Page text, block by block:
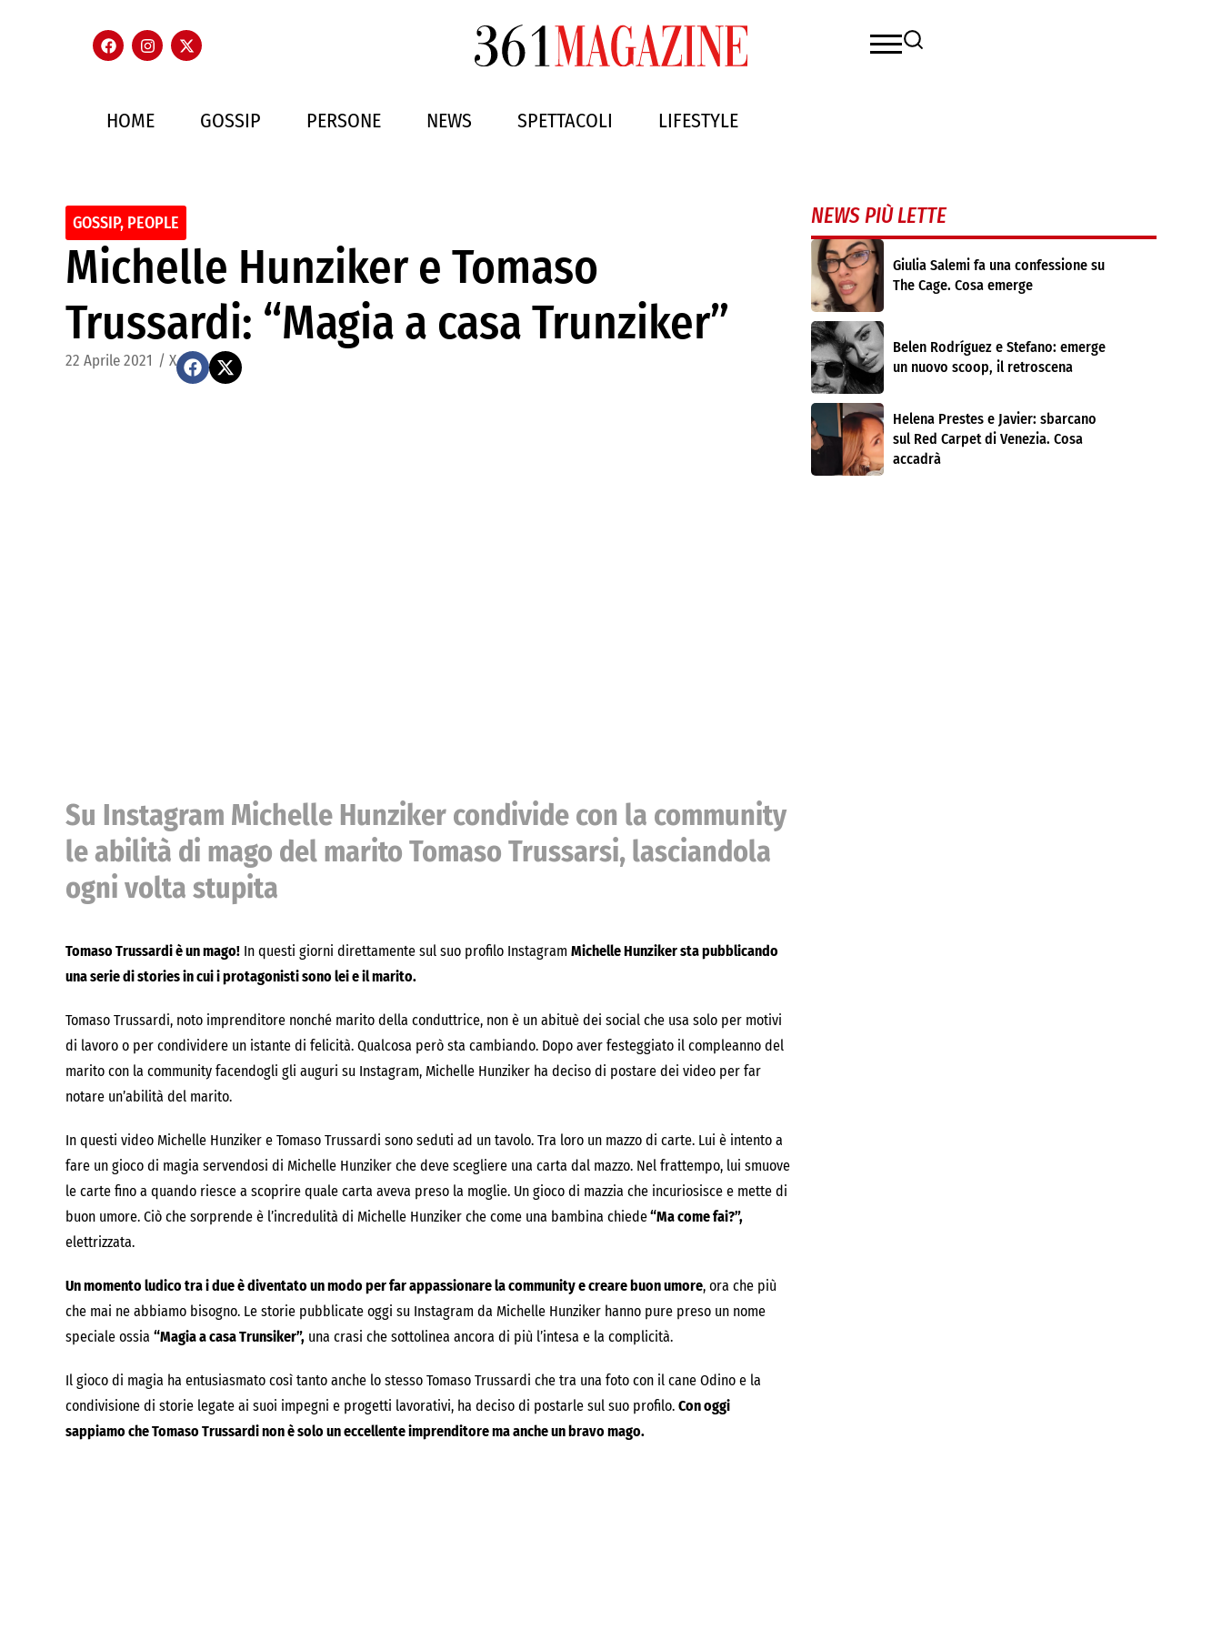
HOME GOSSIP PERSONE NEWS SPETTACOLI LIFESTYLE
GOSSIP, PEOPLE
Michelle Hunziker e Tomaso
Trussardi: “Magia a casa Trunziker”
22 Aprile 2021 / X
Su Instagram Michelle Hunziker condivide con la community
le abilità di mago del marito Tomaso Trussarsi, lasciandola
ogni volta stupita
Tomaso Trussardi è un mago! In questi giorni direttamente sul suo profilo Instagram Michelle Hunziker sta pubblicando
una serie di stories in cui i protagonisti sono lei e il marito.
Tomaso Trussardi, noto imprenditore nonché marito della conduttrice, non è un abituè dei social che usa solo per motivi
di lavoro o per condividere un istante di felicità. Qualcosa però sta cambiando. Dopo aver festeggiato il compleanno del
marito con la community facendogli gli auguri su Instagram, Michelle Hunziker ha deciso di postare dei video per far
notare un’abilità del marito.
In questi video Michelle Hunziker e Tomaso Trussardi sono seduti ad un tavolo. Tra loro un mazzo di carte. Lui è intento a
fare un gioco di magia servendosi di Michelle Hunziker che deve scegliere una carta dal mazzo. Nel frattempo, lui smuove
le carte fino a quando riesce a scoprire quale carta aveva preso la moglie. Un gioco di mazzia che incuriosisce e mette di
buon umore. Ciò che sorprende è l’incredulità di Michelle Hunziker che come una bambina chiede“Ma come fai?”,
elettrizzata.
Un momento ludico tra i due è diventato un modo per far appassionare la community e creare buon umore, ora che più
che mai ne abbiamo bisogno. Le storie pubblicate oggi su Instagram da Michelle Hunziker hanno pure preso un nome
speciale ossia “Magia a casa Trunsiker”, una crasi che sottolinea ancora di più l’intesa e la complicità.
Il gioco di magia ha entusiasmato così tanto anche lo stesso Tomaso Trussardi che tra una foto con il cane Odino e la
condivisione di storie legate ai suoi impegni e progetti lavorativi, ha deciso di postarle sul suo profilo. Con oggi
sappiamo che Tomaso Trussardi non è solo un eccellente imprenditore ma anche un bravo mago.
NEWS PIÙ LETTE
Giulia Salemi fa una confessione su
The Cage. Cosa emerge
Belen Rodríguez e Stefano: emerge
un nuovo scoop, il retroscena
Helena Prestes e Javier: sbarcano
sul Red Carpet di Venezia. Cosa
accadrà